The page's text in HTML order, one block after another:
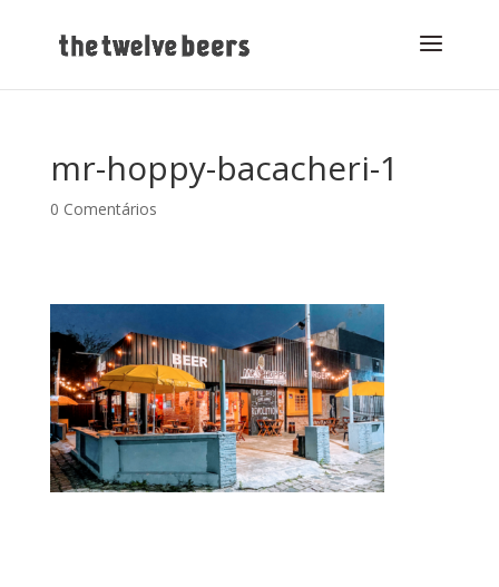
mr-hoppy-bacacheri-1
0 Comentários